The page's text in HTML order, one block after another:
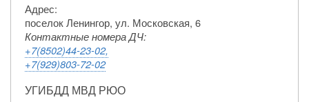
Адрес:
поселок Ленингор, ул. Московская, 6
Контактные номера ДЧ:
+7(8502)44-23-02,
+7(929)803-72-02
УГИБДД МВД РЮО